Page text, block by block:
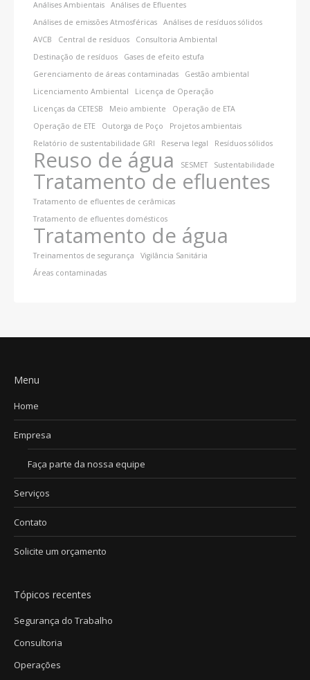
Análises Ambientais
Análises de Efluentes
Análises de emissões Atmosféricas
Análises de resíduos sólidos
AVCB
Central de resíduos
Consultoria Ambiental
Destinação de resíduos
Gases de efeito estufa
Gerenciamento de áreas contaminadas
Gestão ambiental
Licenciamento Ambiental
Licença de Operação
Licenças da CETESB
Meio ambiente
Operação de ETA
Operação de ETE
Outorga de Poço
Projetos ambientais
Relatório de sustentabilidade GRI
Reserva legal Resíduos sólidos
Reuso de água SESMET Sustentabilidade
Tratamento de efluentes
Tratamento de efluentes de cerâmicas
Tratamento de efluentes domésticos
Tratamento de água
Treinamentos de segurança
Vigilância Sanitária
Áreas contaminadas
Menu
Home
Empresa
Faça parte da nossa equipe
Serviços
Contato
Solicite um orçamento
Tópicos recentes
Segurança do Trabalho
Consultoria
Operações